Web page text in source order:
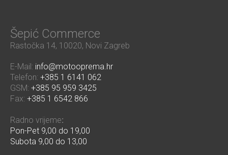
Šepić Commerce
Rastočka 14, 10020, Novi Zagreb
E-Mail: info@motooprema.hr
Telefon: +385 1 6141 062
GSM: +385 95 959 3425
Fax: +385 1 6542 866
Radno vrijeme:
Pon-Pet 9,00 do 19,00
Subota 9,00 do 13,00